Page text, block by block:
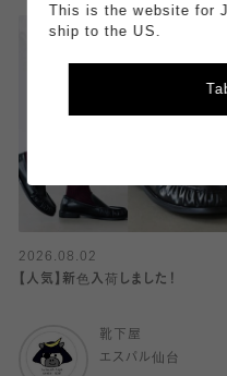
2026.08.02
【人気】新色入荷しました！
靴下屋
エスパル仙台
This is the website for
ship to the US.